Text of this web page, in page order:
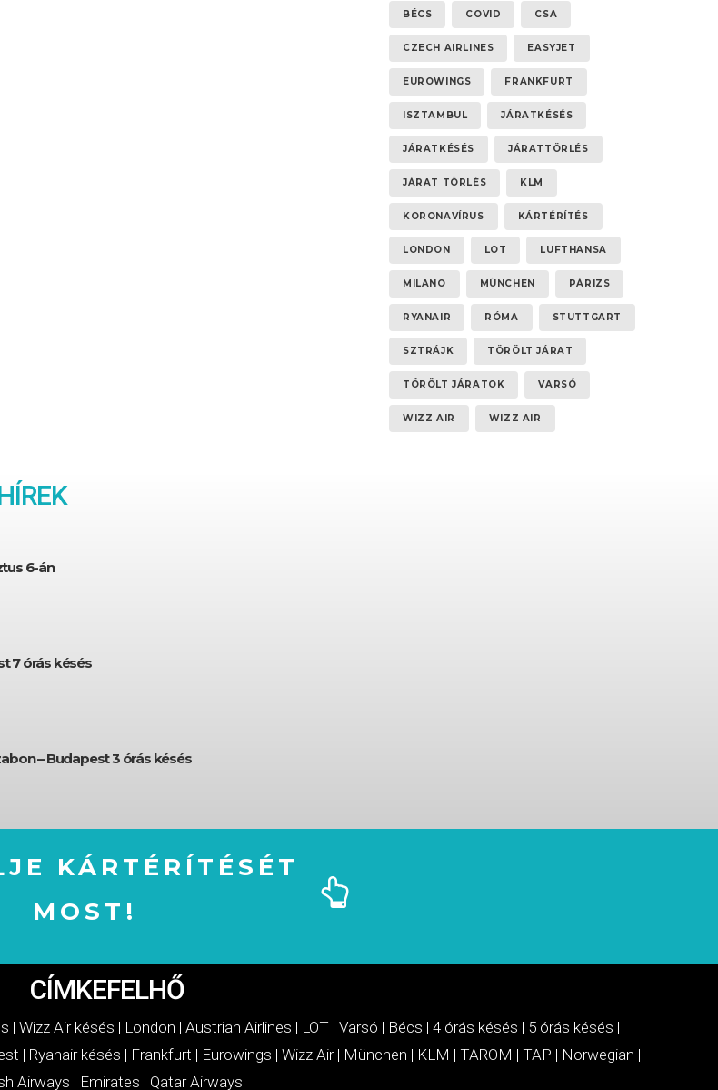
BÉCS COVID CSA
CZECH AIRLINES EASYJET
EUROWINGS FRANKFURT
ISZTAMBUL JÁRATKÉSÉS
JÁRATKÉSÉS JÁRATTÖRLÉS
JÁRAT TÖRLÉS KLM
KORONAVÍRUS KÁRTÉRÍTÉS
LONDON LOT LUFTHANSA
MILANO MÜNCHEN PÁRIZS
RYANAIR RÓMA STUTTGART
SZTRÁJK TÖRÖLT JÁRAT
TÖRÖLT JÁRATOK VARSÓ
WIZZ AIR WIZZ AIR
6-án
7 órás késés
– Budapest 3 órás késés
KÁRTÉRÍTÉSÉT
MOST!
CÍMKEFELHŐ
| Wizz Air késés | London | Austrian Airlines | LOT | Varsó | Bécs | 4 órás késés | 5 órás késés |
| Ryanair késés | Frankfurt | Eurowings | Wizz Air| München | KLM | TAROM | TAP | Norwegian |
Airways | Emirates | Qatar Airways